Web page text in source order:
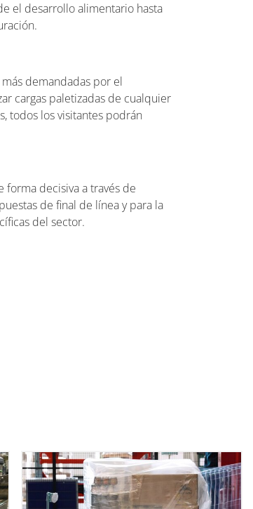
el desarrollo alimentario hasta
demandadas por el
cargas paletizadas de cualquier
todos los visitantes podrán
decisiva a través de
de final de línea y para la
del sector.